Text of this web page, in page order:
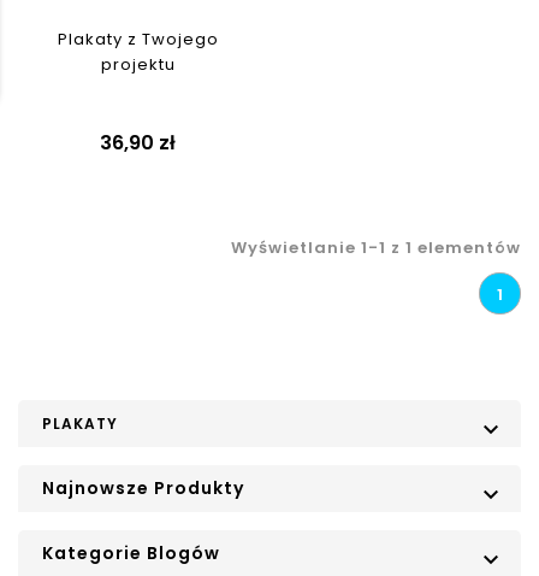
Plakaty z Twojego
projektu
36,90 zł
Wyświetlanie 1-1 z 1 elementów
1
PLAKATY 
Najnowsze Produkty 
Kategorie Blogów 